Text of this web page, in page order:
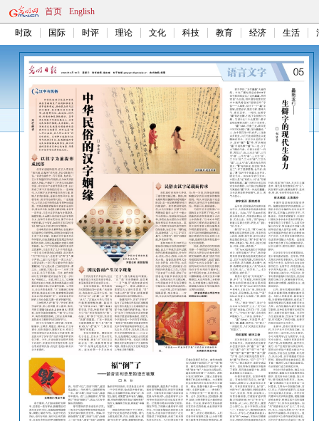
首页 English
时政 国际 时评 理论 文化 科技 教育 经济 生活